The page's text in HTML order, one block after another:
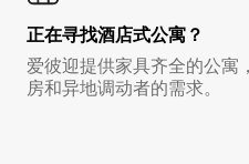
正在寻找酒店式公寓？
爱彼迎提供家具齐全的公寓
房和异地调动者的需求。